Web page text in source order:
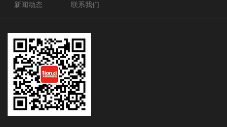
新闻动态
联系我们